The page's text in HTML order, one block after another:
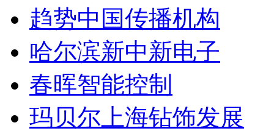
趋势中国传播机构
哈尔滨新中新电子
春晖智能控制
玛贝尔上海钻饰发展